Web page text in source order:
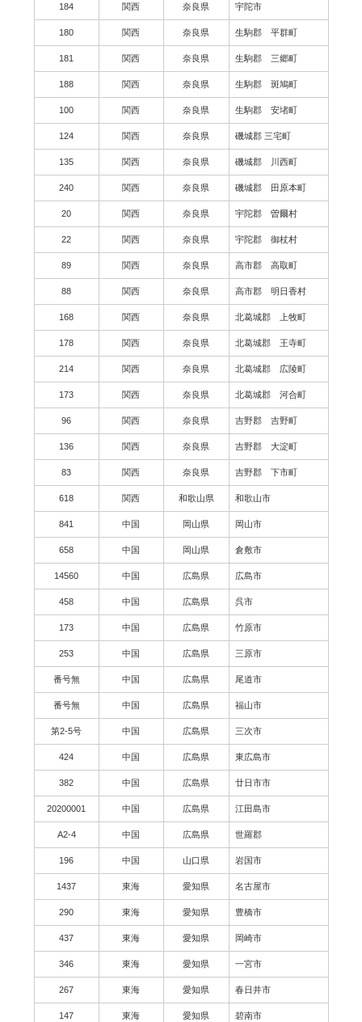
184 関西 奈良県 宇陀市
180 関西 奈良県 生駒郡 平群町
181 関西 奈良県 生駒郡 三郷町
188 関西 奈良県 生駒郡 斑鳩町
100 関西 奈良県 生駒郡 安堵町
124 関西 奈良県 磯城郡 三宅町
135 関西 奈良県 磯城郡 川西町
240 関西 奈良県 磯城郡 田原本町
20 関西 奈良県 宇陀郡 曽爾村
22 関西 奈良県 宇陀郡 御杖村
89 関西 奈良県 高市郡 高取町
88 関西 奈良県 高市郡 明日香村
168 関西 奈良県 北葛城郡 上牧町
178 関西 奈良県 北葛城郡 王寺町
214 関西 奈良県 北葛城郡 広陵町
173 関西 奈良県 北葛城郡 河合町
96 関西 奈良県 吉野郡 吉野町
136 関西 奈良県 吉野郡 大淀町
83 関西 奈良県 吉野郡 下市町
618 関西 和歌山県 和歌山市
841 中国 岡山県 岡山市
658 中国 岡山県 倉敷市
14560 中国 広島県 広島市
458 中国 広島県 呉市
173 中国 広島県 竹原市
253 中国 広島県 三原市
番号無 中国 広島県 尾道市
番号無 中国 広島県 福山市
第2-5号 中国 広島県 三次市
424 中国 広島県 東広島市
382 中国 広島県 廿日市市
20200001 中国 広島県 江田島市
A2-4 中国 広島県 世羅郡
196 中国 山口県 岩国市
1437 東海 愛知県 名古屋市
290 東海 愛知県 豊橋市
437 東海 愛知県 岡崎市
346 東海 愛知県 一宮市
267 東海 愛知県 春日井市
147 東海 愛知県 碧南市